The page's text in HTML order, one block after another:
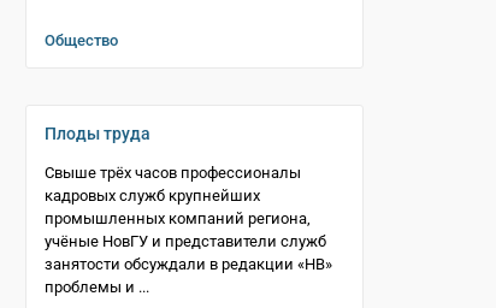
Общество
Плоды труда
Свыше трёх часов профессионалы
кадровых служб крупнейших
промышленных компаний региона,
учёные НовГУ и представители служб
занятости обсуждали в редакции «НВ»
проблемы и ...